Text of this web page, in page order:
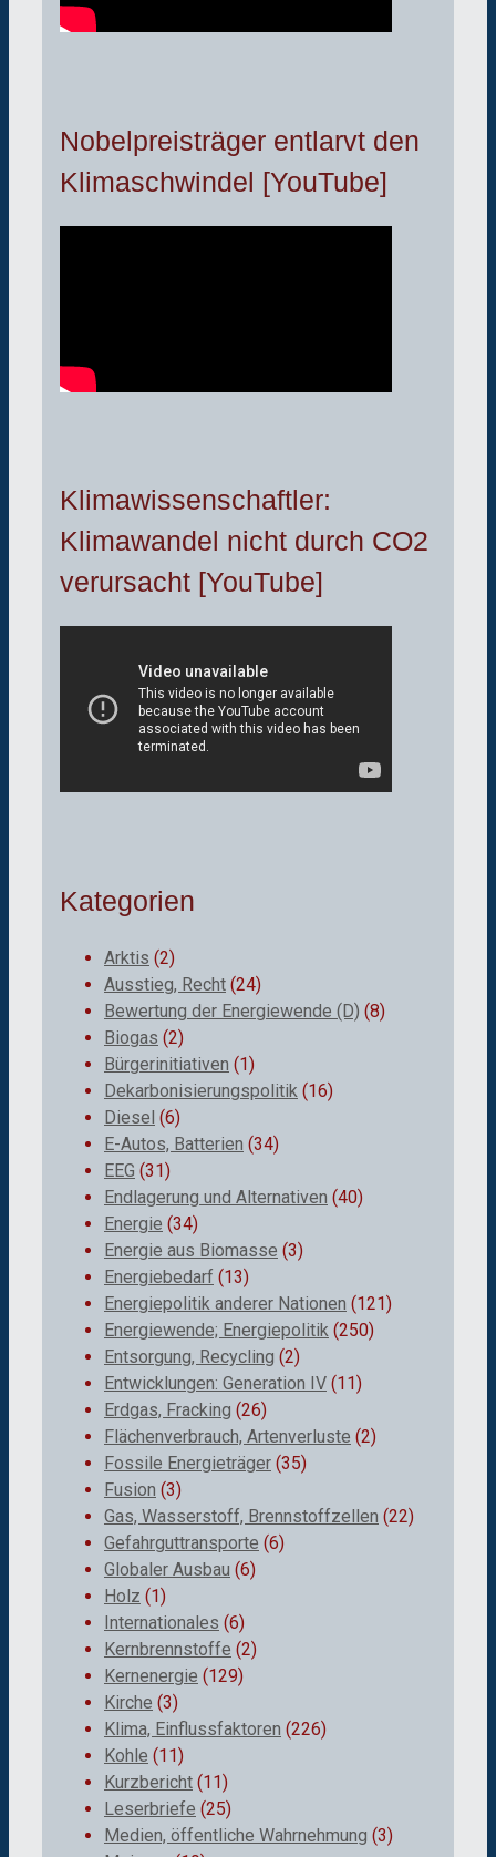
Nobelpreisträger entlarvt den
Klimaschwindel [YouTube]
Klimawissenschaftler:
Klimawandel nicht durch CO2
verursacht [YouTube]
Kategorien
Arktis (2)
Ausstieg, Recht (24)
Bewertung der Energiewende (D) (8)
Biogas (2)
Bürgerinitiativen (1)
Dekarbonisierungspolitik (16)
Diesel (6)
E-Autos, Batterien (34)
EEG (31)
Endlagerung und Alternativen (40)
Energie (34)
Energie aus Biomasse (3)
Energiebedarf (13)
Energiepolitik anderer Nationen (121)
Energiewende; Energiepolitik (250)
Entsorgung, Recycling (2)
Entwicklungen: Generation IV (11)
Erdgas, Fracking (26)
Flächenverbrauch, Artenverluste (2)
Fossile Energieträger (35)
Fusion (3)
Gas, Wasserstoff, Brennstoffzellen (22)
Gefahrguttransporte (6)
Globaler Ausbau (6)
Holz (1)
Internationales (6)
Kernbrennstoffe (2)
Kernenergie (129)
Kirche (3)
Klima, Einflussfaktoren (226)
Kohle (11)
Kurzbericht (11)
Leserbriefe (25)
Medien, öffentliche Wahrnehmung (3)